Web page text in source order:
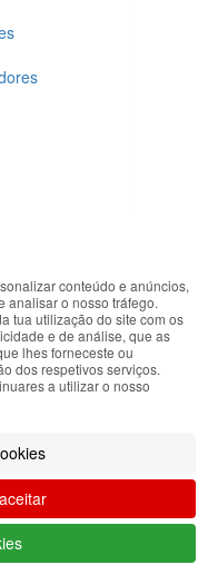
conteúdo e anúncios,
analisar o nosso tráfego.
tua utilização do site com os
e de análise, que as
lhes forneceste ou
dos respetivos serviços.
a utilizar o nosso